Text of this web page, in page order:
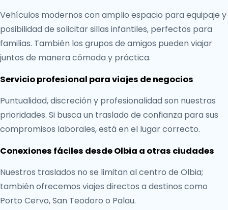
Vehículos modernos con amplio espacio para equipaje y
posibilidad de solicitar sillas infantiles, perfectos para
familias. También los grupos de amigos pueden viajar
juntos de manera cómoda y práctica.
Servicio profesional para viajes de negocios
Puntualidad, discreción y profesionalidad son nuestras
prioridades. Si busca un traslado de confianza para sus
compromisos laborales, está en el lugar correcto.
Conexiones fáciles desde Olbia a otras ciudades
Nuestros traslados no se limitan al centro de Olbia;
también ofrecemos viajes directos a destinos como
Porto Cervo, San Teodoro o Palau.